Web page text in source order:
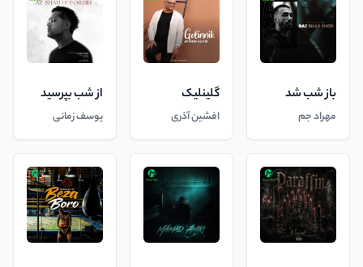
باز شب شد
مهراد جم
گلینلیک
افشین آذری
از شب بپرسید
یوسف زمانی